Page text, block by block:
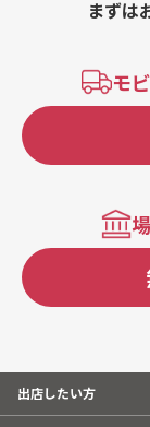
まずは
モ
出店したい方